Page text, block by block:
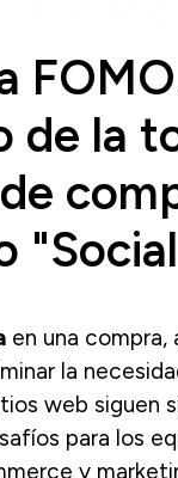
de la
en una compra,
la
web siguen
para los
y